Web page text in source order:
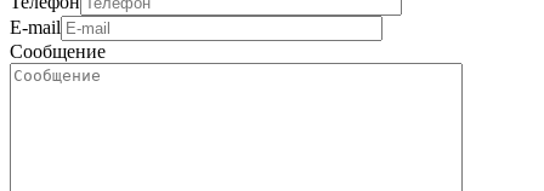
E-mail
Сообщение